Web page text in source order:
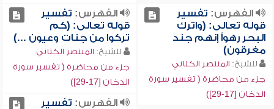
الفهرس: تفسير
قوله تعالى: (واترك
البحر رهواً إنهم جند
مغرقون)
للشيخ: المنتصر الكتاني
جزء من محاضرة ( تفسير سورة
الدخان [17-29])
الفهرس: تفسير
قوله تعالى: (كم
تركوا من جنات وعيون ...)
للشيخ: المنتصر الكتاني
جزء من محاضرة ( تفسير سورة
الدخان [17-29])
الفهرس: تفسير